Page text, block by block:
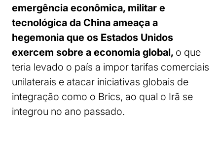
emergência econômica, militar e
tecnológica da China ameaça a
hegemonia que os Estados Unidos
exercem sobre a economia global, o que
teria levado o país a impor tarifas comerciais
unilaterais e atacar iniciativas globais de
integração como o Brics, ao qual o Irã se
integrou no ano passado.